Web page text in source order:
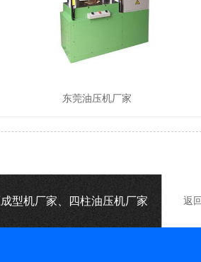
东莞油压机厂家
型机厂家、四柱油压机厂家 返